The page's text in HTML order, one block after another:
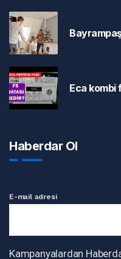
Eca kombi
Haberdar Ol
E-mail adresi
Kampanyalardan